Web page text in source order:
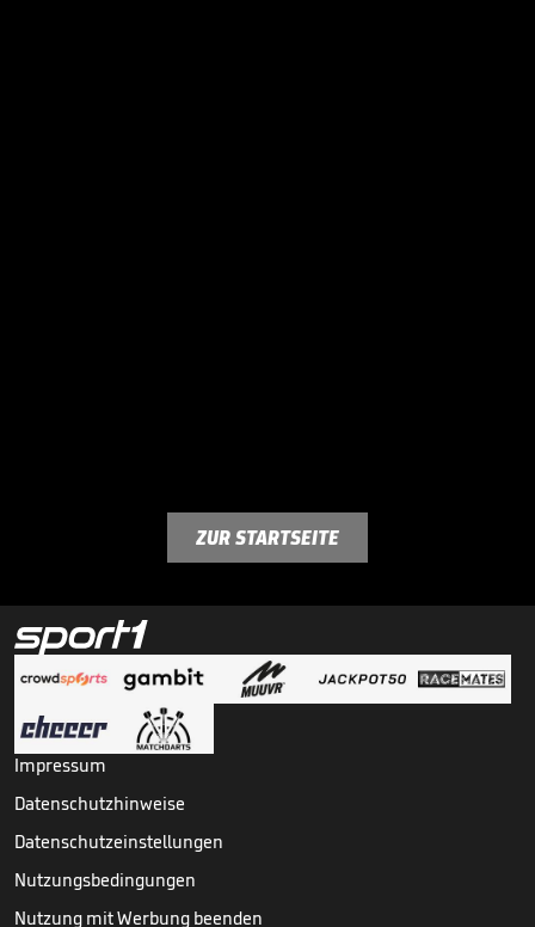
ZUR STARTSEITE
Impressum
Datenschutzhinweise
Datenschutzeinstellungen
Nutzungsbedingungen
Nutzung mit Werbung beenden